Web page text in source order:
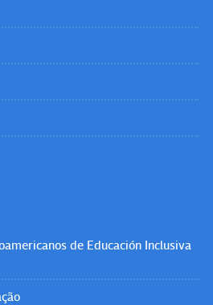
de Educación Inclusiva